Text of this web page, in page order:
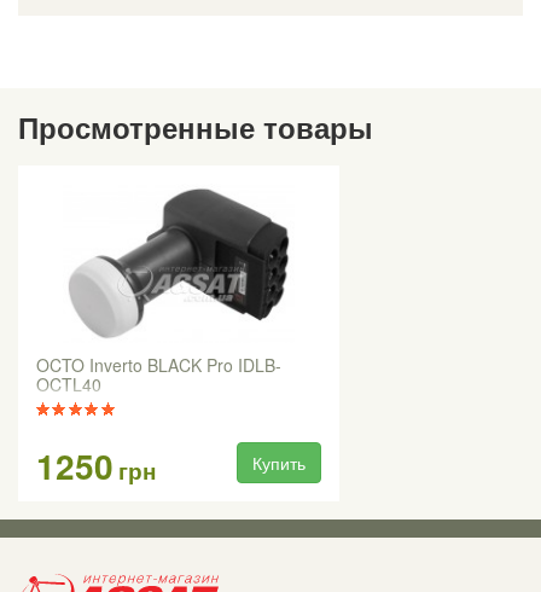
Просмотренные товары
OCTO Inverto BLACK Pro IDLB-
OCTL40
1250 грн Купить